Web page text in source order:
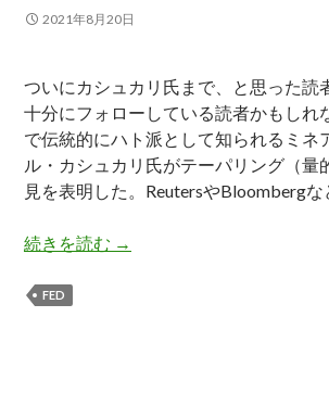
2021年8月20日
ついにカシュカリ氏まで、と思った読
十分にフォローしている読者かもしれ
で伝統的にハト派として知られるミネ
ル・カシュカリ氏がテーパリング（量
見を表明した。ReutersやBloombergな
続きを読む ついにカシュカリ氏までテ
→
FED